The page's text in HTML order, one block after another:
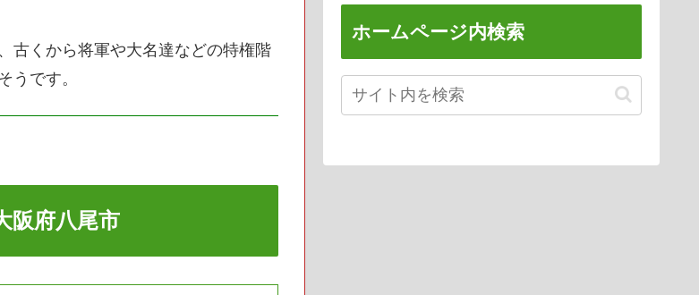
古くから将軍や大名達などの特権階
うです。
阪府八尾市
ホームページ内検索